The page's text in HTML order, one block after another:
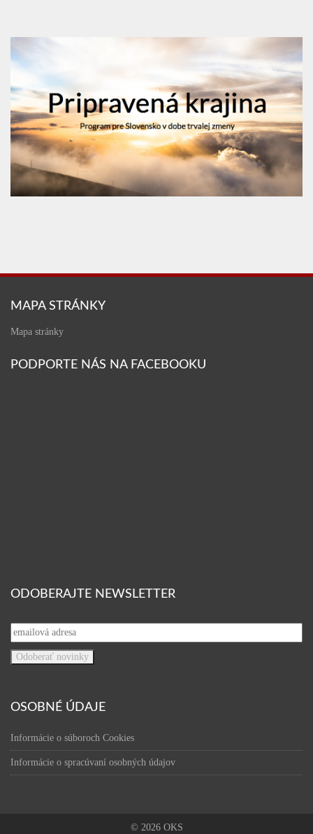
MAPA STRÁNKY
Mapa stránky
PODPORTE NÁS NA FACEBOOKU
ODOBERAJTE NEWSLETTER
OSOBNÉ ÚDAJE
Informácie o súboroch Cookies
Informácie o spracúvaní osobných údajov
© 2026 OKS